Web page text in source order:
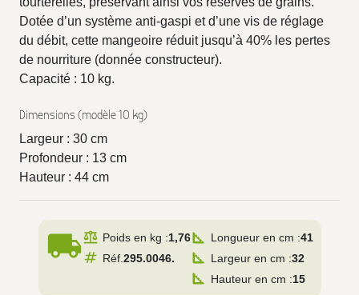
Dotée d’un système anti-gaspi et d’une vis de réglage
du débit, cette mangeoire réduit jusqu’à 40% les pertes
de nourriture (donnée constructeur).
Capacité : 10 kg.
Dimensions (modèle 10 kg)
Largeur : 30 cm
Profondeur : 13 cm
Hauteur : 44 cm
local_shipping Poids en kg :1,76
Réf. 295.0046.
Longueur en cm :41
Largeur en cm :32
Hauteur en cm :15